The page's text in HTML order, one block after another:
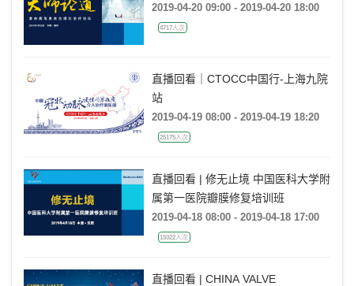
2019-04-20 09:00 - 2019-04-20 18:00
4717人次
直播回看｜CTOCC中国行-上海九院
站
2019-04-19 08:00 - 2019-04-19 18:20
25175人次
直播回看 | 修无止境 中国医科大学附
属第一医院瓣膜修复培训班
2019-04-18 08:00 - 2019-04-18 17:00
15022人次
直播回看 | CHINA VALVE